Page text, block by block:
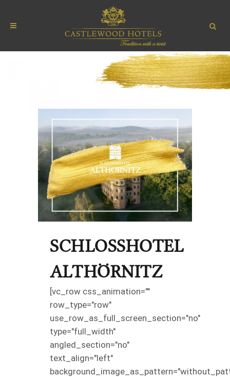
SCHLOSSHOTEL
ALTHÖRNITZ
[vc_row css_animation=""
row_type="row"
use_row_as_full_screen_section="no"
type="full_width"
angled_section="no"
text_align="left"